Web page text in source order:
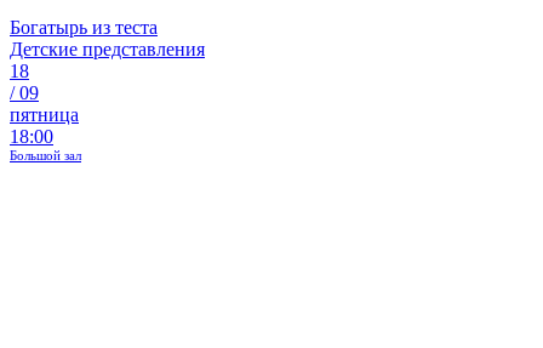
Богатырь из теста
Детские представления
18
/09
пятница
18:00
Большой зал